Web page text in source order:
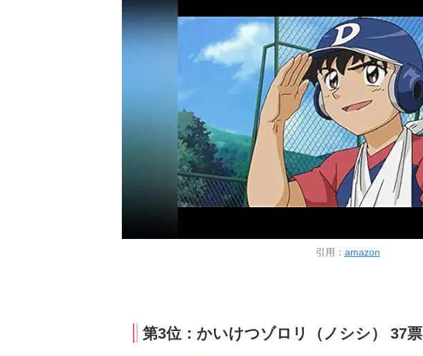
引用： amazon
第3位：かいけつゾロリ（ノシシ） 37票